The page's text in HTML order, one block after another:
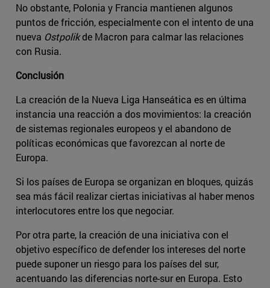
No obstante, Polonia y Francia mantienen algunos
puntos de fricción, especialmente con el intento de una
nueva Ostpolikde Macron para calmar las relaciones
con Rusia.
Conclusión
La creación de la Nueva Liga Hanseática es en última
instancia una reacción a dos movimientos: la creación
de sistemas regionales europeos y el abandono de
políticas económicas que favorezcan al norte de
Europa.
Si los países de Europa se organizan en bloques, quizás
sea más fácil realizar ciertas iniciativas al haber menos
interlocutores entre los que negociar.
Por otra parte, la creación de una iniciativa con el
objetivo específico de defender los intereses del norte
puede suponer un riesgo para los países del sur,
acentuando las diferencias norte-sur en Europa. Esto